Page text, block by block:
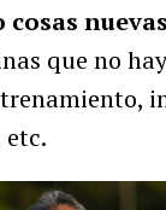
que no
etc.